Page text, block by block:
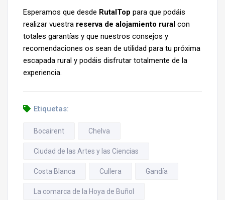
Esperamos que desde RutalTop para que podáis
realizar vuestra reserva de alojamiento rural con
totales garantías y que nuestros consejos y
recomendaciones os sean de utilidad para tu próxima
escapada rural y podáis disfrutar totalmente de la
experiencia.
Etiquetas:
Bocairent Chelva
Ciudad de las Artes y las Ciencias
Costa Blanca Cullera Gandía
La comarca de la Hoya de Buñol